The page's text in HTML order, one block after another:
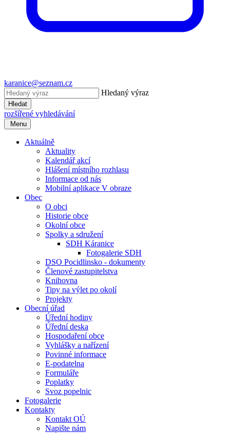
karanice@seznam.cz
Hledaný výraz
Hledat
rozšířené vyhledávání
Menu
Aktuálně
Aktuality
Kalendář akcí
Hlášení místního rozhlasu
Informace od nás
Mobilní aplikace V obraze
Obec
O obci
Historie obce
Okolní obce
Spolky a sdružení
SDH Káranice
Fotogalerie SDH
DSO Pocidlinsko - dokumenty
Členové zastupitelstva
Knihovna
Tipy na výlet po okolí
Projekty
Obecní úřad
Úřední hodiny
Úřední deska
Hospodaření obce
Vyhlášky a nařízení
Povinné informace
E-podatelna
Formuláře
Poplatky
Svoz popelnic
Fotogalerie
Kontakty
Kontakt OÚ
Napište nám